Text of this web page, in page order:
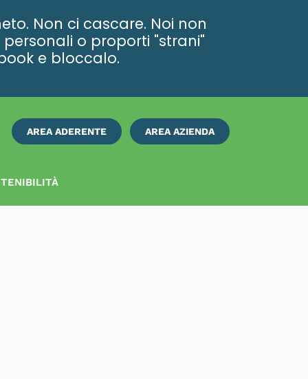
Non ci cascare. Noi non
o proporti "strani"
e bloccalo.
AREA ADERENTE AREA AZIENDA
ISCRIVITI